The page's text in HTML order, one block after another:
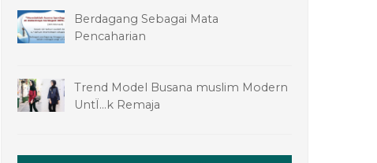
Berdagang Sebagai Mata
Pencaharian
Trend Model Busana muslim Modern
UntÏ…k Remaja